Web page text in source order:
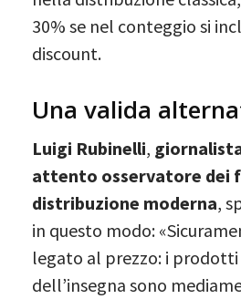
30% se nel conteggio si
discount.
Una valida
Luigi Rubinelli,
attento osservatore dei
distribuzione moderna,
in questo modo:
legato al prezzo: i
dell’insegna sono